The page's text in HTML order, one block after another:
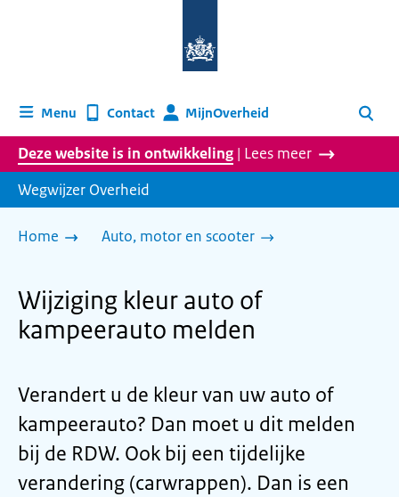
homepage
Menu Contact MijnOverheid Zoeken
Deze website is in ontwikkeling | Lees meer
Wegwijzer Overheid
Home Auto, motor en scooter
Wijziging kleur auto of
kampeerauto melden
Verandert u de kleur van uw auto of
kampeerauto? Dan moet u dit melden
bij de RDW. Ook bij een tijdelijke
verandering (carwrappen). Dan is een